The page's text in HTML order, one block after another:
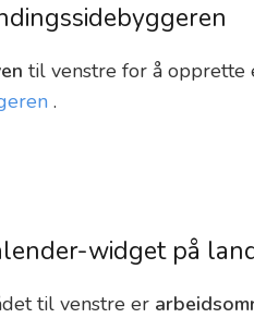
til venstre for å opprette
.
widget på
til venstre er